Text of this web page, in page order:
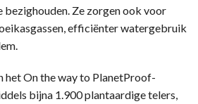
bezighouden. Ze zorgen ook voor
efficiënter watergebruik
het On the way to PlanetProof-
bijna 1.900 plantaardige telers,